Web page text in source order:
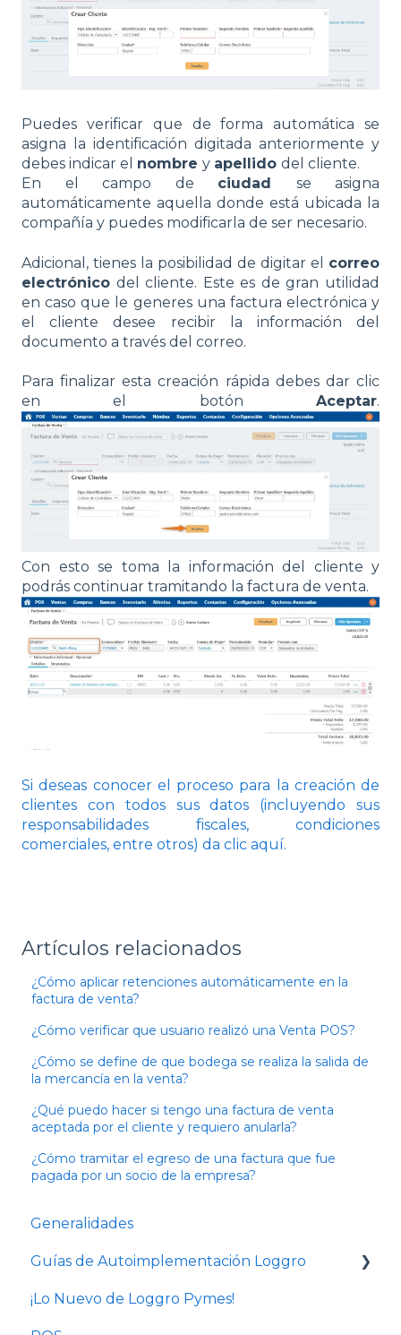
Puedes verificar que de forma automática se
asigna la identificación digitada anteriormente y
debes indicar el nombre y apellido del cliente.
En el campo de ciudad se asigna
automáticamente aquella donde está ubicada la
compañía y puedes modificarla de ser necesario.
Adicional, tienes la posibilidad de digitar el correo
electrónico del cliente. Este es de gran utilidad
en caso que le generes una factura electrónica y
el cliente desee recibir la información del
documento a través del correo.
Para finalizar esta creación rápida debes dar clic
en el botón Aceptar.
Con esto se toma la información del cliente y
podrás continuar tramitando la factura de venta.
Si deseas conocer el proceso para la creación de
clientes con todos sus datos (incluyendo sus
responsabilidades fiscales, condiciones
comerciales, entre otros) da clic aquí.
Artículos relacionados
¿Cómo aplicar retenciones automáticamente en la
factura de venta?
¿Cómo verificar que usuario realizó una Venta POS?
¿Cómo se define de que bodega se realiza la salida de
la mercancía en la venta?
¿Qué puedo hacer si tengo una factura de venta
aceptada por el cliente y requiero anularla?
¿Cómo tramitar el egreso de una factura que fue
pagada por un socio de la empresa?
Generalidades
Guías de Autoimplementación Loggro
Plan Facturación Electrónica
¡Lo Nuevo de Loggro Pymes!